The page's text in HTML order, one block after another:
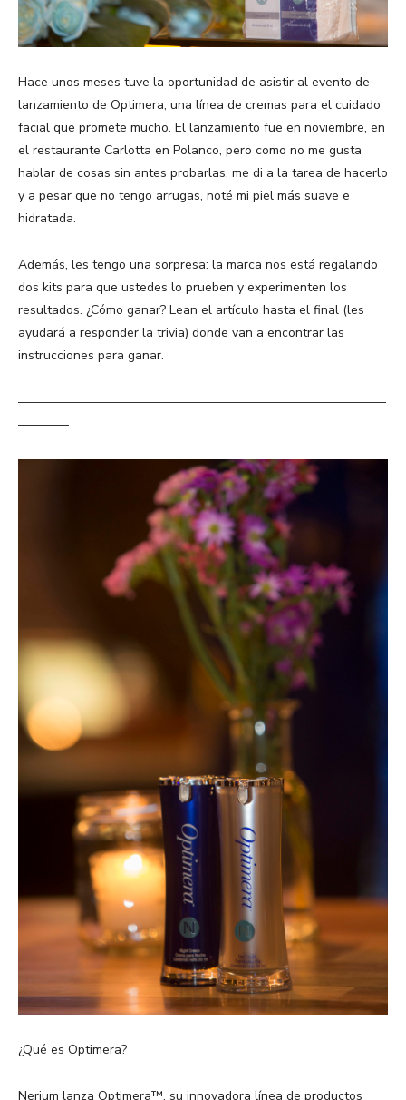
Hace unos meses tuve la oportunidad de asistir al evento de
lanzamiento de Optimera, una línea de cremas para el cuidado
facial que promete mucho. El lanzamiento fue en noviembre, en
el restaurante Carlotta en Polanco, pero como no me gusta
hablar de cosas sin antes probarlas, me di a la tarea de hacerlo
y a pesar que no tengo arrugas, noté mi piel más suave e
hidratada.
Además, les tengo una sorpresa: la marca nos está regalando
dos kits para que ustedes lo prueben y experimenten los
resultados. ¿Cómo ganar? Lean el artículo hasta el final (les
ayudará a responder la trivia) donde van a encontrar las
instrucciones para ganar.
—————————————————————————————
————
¿Qué es Optimera?
Nerium lanza Optimera™, su innovadora línea de productos